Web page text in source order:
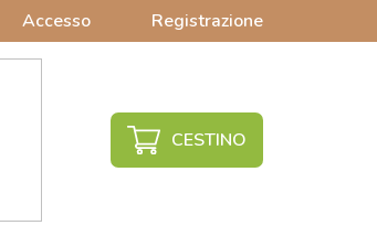
Accesso Registrazione
CARRELLO